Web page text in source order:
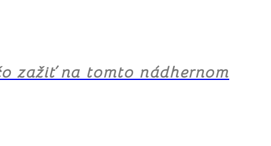
zažiť na tomto nádhernom